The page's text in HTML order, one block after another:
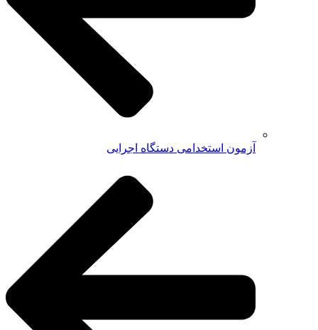
آزمون استخدامی دستگاه اجرایی